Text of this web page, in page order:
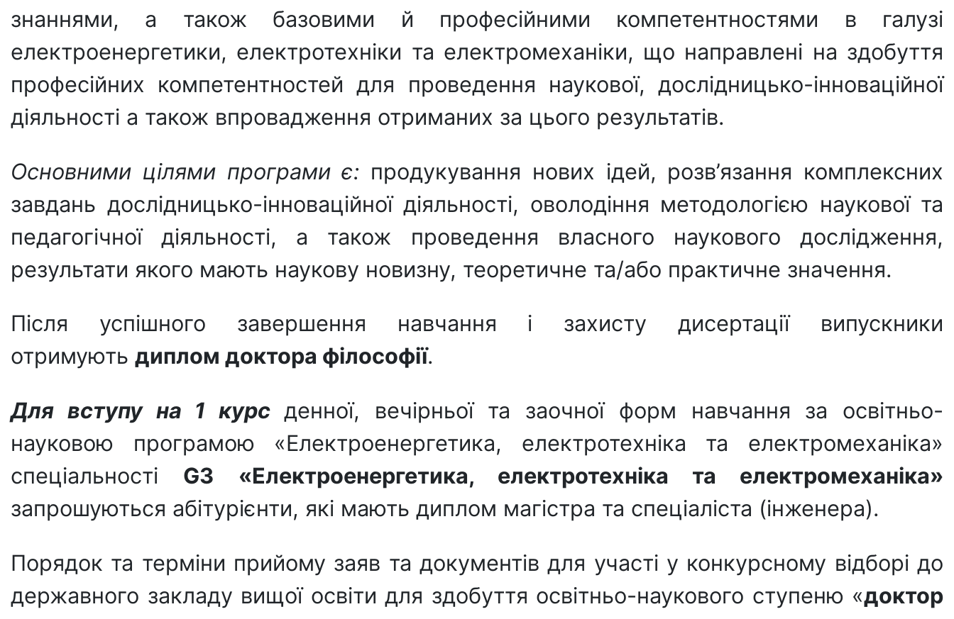
знаннями, а також базовими й професійними компетентностями в галузі
електроенергетики, електротехніки та електромеханіки, що направлені на здобуття
професійних компетентностей для проведення наукової, дослідницько-інноваційної
діяльності а також впровадження отриманих за цього результатів.
Основними цілями програми є: продукування нових ідей, розв’язання комплексних
завдань дослідницько-інноваційної діяльності, оволодіння методологією наукової та
педагогічної діяльності, а також проведення власного наукового дослідження,
результати якого мають наукову новизну, теоретичне та/або практичне значення.
Після успішного завершення навчання і захисту дисертації випускники
отримують диплом доктора філософії.
Для вступу на 1 курс денної, вечірньої та заочної форм навчання за освітньо-
науковою програмою «Електроенергетика, електротехніка та електромеханіка»
спеціальності G3
«Електроенергетика, електротехніка та електромеханіка»
запрошуються абітурієнти, які мають диплом магістра та спеціаліста (інженера).
Порядок та терміни прийому заяв та документів для участі у конкурсному відборі до
державного закладу вищої освіти для здобуття освітньо-наукового ступеню «доктор